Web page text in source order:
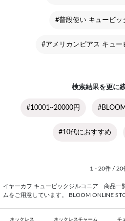
#普段使い キュービッ
#アメリカンピアス キュー
検索結果を更に
#10001~20000円 #BLOOM
#10代におすすめ
1 - 20件 / 20
イヤーカフ キュービックジルコニア 商品一
ムをご用意しています。 BLOOM ONLINE
ネックレス ネックレスチャーム チ